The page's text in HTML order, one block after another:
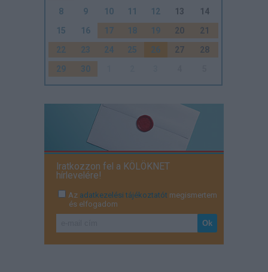
8
9 10 11 12 13
14
15
16 17 18 19 20
21
22
23 24 25 26 27
28
29
30
Iratkozzon fel a KÖLÖKNET
hírlevelére!
Az adatkezelési tájékoztatót megismertem
és elfogadom